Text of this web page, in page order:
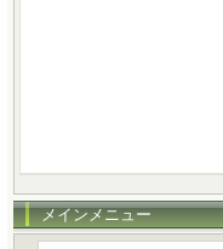
メインメニュー